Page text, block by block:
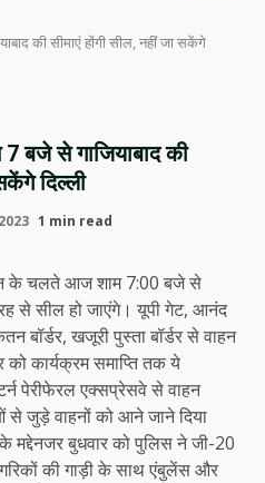
की सीमाएं होंगी सील, नहीं जा सकेंगे
बजे से गाजियाबाद की
दिल्ली
1 min read
के चलते आज शाम 7:00 बजे से
से सील हो जाएंगे। यूपी गेट, आनंद
बॉर्डर, खजूरी पुस्ता बॉर्डर से वाहन
कार्यक्रम समाप्ति तक ये
पेरीफेरल एक्सप्रेसवे से वाहन
जुड़े वाहनों को आने जाने दिया
के मद्देनजर बुधवार को पुलिस ने जी-20
की गाड़ी के साथ एंबुलेंस और